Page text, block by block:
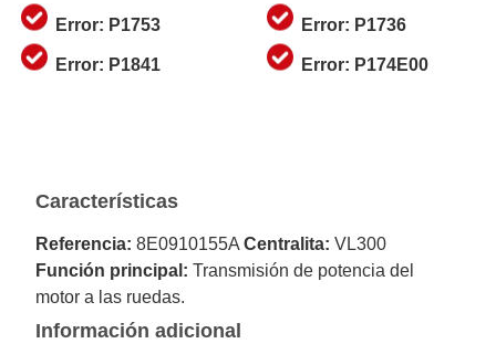
Error: P1753
Error: P1841
Error: P1736
Error: P174E00
Características
Referencia: 8E0910155ACentralita: VL300
Función principal: Transmisión de potencia del
motor a las ruedas.
Información adicional